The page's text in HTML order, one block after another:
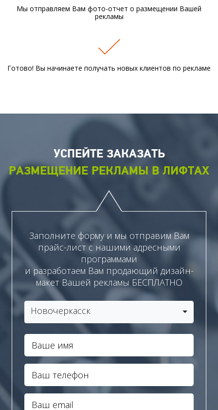
Мы отправляем Вам фото-отчет о размещении Вашей
рекламы
Готово! Вы начинаете получать новых клиентов по рекламе
УСПЕЙТЕ ЗАКАЗАТЬ
РАЗМЕЩЕНИЕ РЕКЛАМЫ В ЛИФТАХ
Заполните форму и мы отправим Вам
прайс-лист с нашими адресными
программами
и разработаем Вам продающий дизайн-
макет Вашей рекламы БЕСПЛАТНО
Новочеркасск